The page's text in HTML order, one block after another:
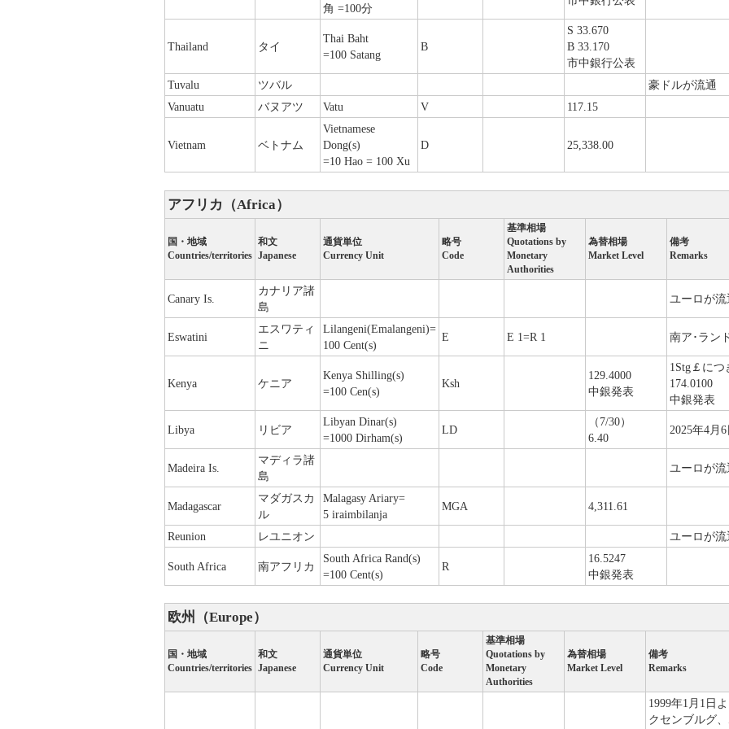
角 =100分
Thailand タイ
Thai Baht
=100 Satang
B
S 33.670
B 33.170
市中銀行公表
Tuvalu
ツバル
豪ドルが流通
Vanuatu
バヌアツ Vatu V 117.15
Vietnam ベトナム
Vietnamese
Dong(s)
=10 Hao = 100 Xu
D 25,338.00
アフリカ（Africa）
国・地域
Countries/territories
和文
Japanese
通貨単位
Currency Unit
略号
Code
基準相場
Quotations by
Monetary
Authorities
為替相場
Market Level
備考
Remarks
Canary Is.
カナリア諸
島
ユーロが流
Eswatini
エスワティ
ニ
Lilangeni(Emalangeni)=
100 Cent(s)
E E 1=R 1 南ア･ラン
Kenya ケニア
Kenya Shilling(s)
=100 Cen(s)
Ksh
129.4000
中銀発表
1Stg￡につ
174.0100
中銀発表
Libya リビア
Libyan Dinar(s)
=1000 Dirham(s)
LD
（7/30）
6.40
2025年4月
Madeira Is.
マディラ諸
島
ユーロが流
Madagascar
マダガスカ
ル
Malagasy Ariary=
5 iraimbilanja
MGA 4,311.61
Reunion レユニオン ユーロが流
South Africa 南アフリカ
South Africa Rand(s)
=100 Cent(s)
R
16.5247
中銀発表
欧州（Europe）
国・地域
Countries/territories
和文
Japanese
通貨単位
Currency Unit
略号
Code
基準相場
Quotations by
Monetary
Authorities
為替相場
Market Level
備考
Remarks
1999年1月1日
クセンブルグ